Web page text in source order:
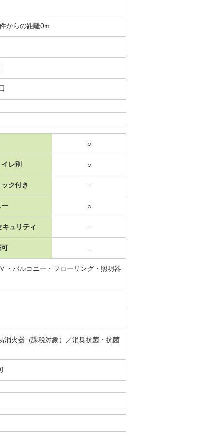
からの距離0m
○
レ別 ○
ク付き -
ー ○
キュリティ -
可 -
・バルコニー・フローリング・照明器
火器（課税対象）／消臭抗菌・抗菌